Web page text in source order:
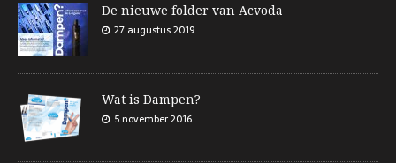
De nieuwe folder van Acvoda
27 augustus 2019
Wat is Dampen?
5 november 2016